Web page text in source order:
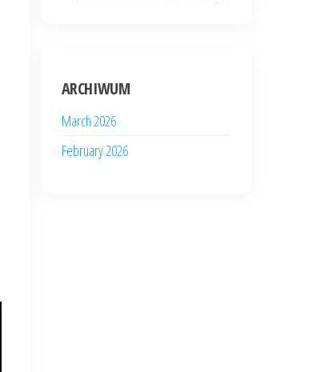
ARCHIWUM
March 2026
February 2026